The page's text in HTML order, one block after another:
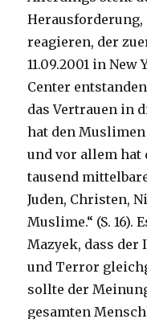
Herausforderung,
reagieren, der
11.09.2001 in
Center
das Vertrauen in
hat den
und vor allem hat
tausend
Juden, Christen,
Muslime.“ (S. 16).
Mazyek, dass
und Terror
sollte der
gesamten